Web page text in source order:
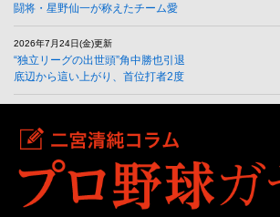
闘将・星野仙一が称えたチーム愛
2026年7月24日(金)更新
“独立リーグの出世頭”角中勝也引退
底辺から這い上がり、首位打者2度